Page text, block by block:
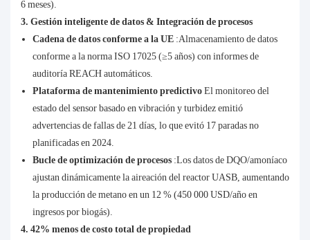
6 meses).
3. Gestión inteligente de datos & Integración de procesos
Cadena de datos conforme a la UE :Almacenamiento de datos
conforme a la norma ISO 17025 (≥5 años) con informes de
auditoría REACH automáticos.
Plataforma de mantenimiento predictivoEl monitoreo del
estado del sensor basado en vibración y turbidez emitió
advertencias de fallas de 21 días, lo que evitó 17 paradas no
planificadas en 2024.
Bucle de optimización de procesos :Los datos de DQO/amoníaco
ajustan dinámicamente la aireación del reactor UASB, aumentando
la producción de metano en un 12 % (450 000 USD/año en
ingresos por biogás).
4. 42% menos de costo total de propiedad